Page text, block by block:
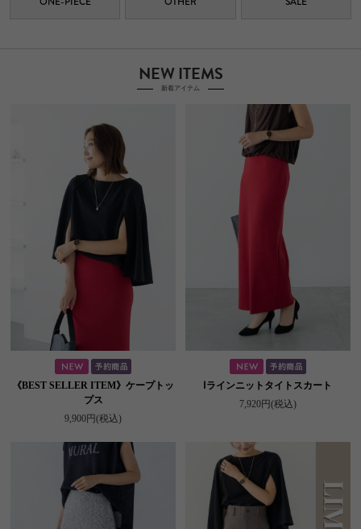
NEW ITEMS
新着アイテム
《BEST SELLER ITEM》ケープトッ
プス
9,900円(税込)
Ⅰラインニットタイトスカート
7,920円(税込)